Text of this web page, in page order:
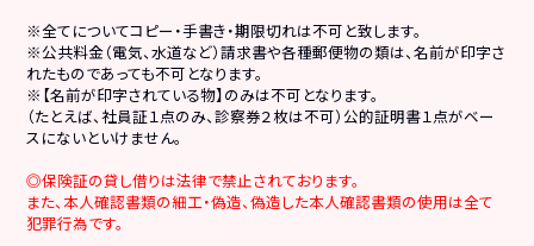
※全てについてコピー・手書き・期限切れは不可と致します。
※公共料金（電気、水道など）請求書や各種郵便物の類は、名前が印字さ
れたものであっても不可となります。
※【名前が印字されている物】のみは不可となります。
（たとえば、社員証１点のみ、診察券２枚は不可）公的証明書１点がベー
スにないといけません。
◎保険証の貸し借りは法律で禁止されております。
また、本人確認書類の細工・偽造、偽造した本人確認書類の使用は全て
犯罪行為です。